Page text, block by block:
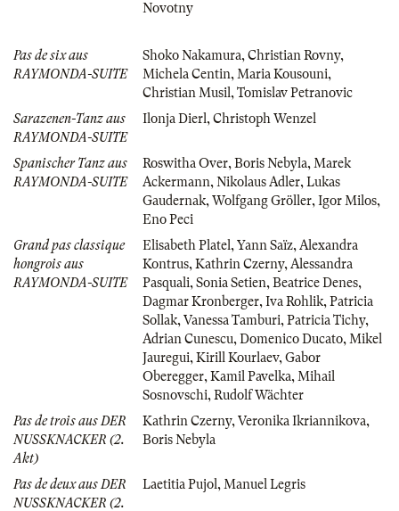
Novotny
Pas de six aus
RAYMONDA-SUITE
Shoko Nakamura, Christian Rovny,
Michela Centin, Maria Kousouni,
Christian Musil , Tomislav Petranovic
Sarazenen-Tanz aus
RAYMONDA-SUITE
Ilonja Dierl , Christoph Wenzel
Spanischer Tanz aus
RAYMONDA-SUITE
Roswitha Over, Boris Nebyla, Marek
Ackermann, Nikolaus Adler, Lukas
Gaudernak, Wolfgang Gröller, Igor Milos,
Eno Peci
Grand pas classique
hongrois aus
RAYMONDA-SUITE
Elisabeth Platel , Yann Saïz, Alexandra
Kontrus, Kathrin Czerny, Alessandra
Pasquali, Sonia Setien, Beatrice Denes,
Dagmar Kronberger, Iva Rohlik, Patricia
Sollak, Vanessa Tamburi, Patricia Tichy,
Adrian Cunescu, Domenico Ducato, Mikel
Jauregui, Kirill Kourlaev, Gabor
Oberegger, Kamil Pavelka, Mihail
Sosnovschi, Rudolf Wächter
Pas de trois aus DER
NUSSKNACKER (2.
Akt)
Kathrin Czerny, Veronika Ikriannikova,
Boris Nebyla
Pas de deux aus DER
NUSSKNACKER (2.
Laetitia Pujol , Manuel Legris